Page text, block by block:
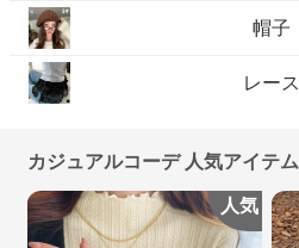
帽子
レース
カジュアルコーデ 人気アイテム
人気